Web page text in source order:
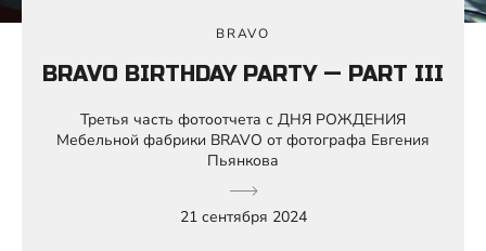
BRAVO
BRAVO BIRTHDAY PARTY — PART III
Третья часть фотоотчета с ДНЯ РОЖДЕНИЯ
Мебельной фабрики BRAVO от фотографа Евгения
Пьянкова
21 сентября 2024